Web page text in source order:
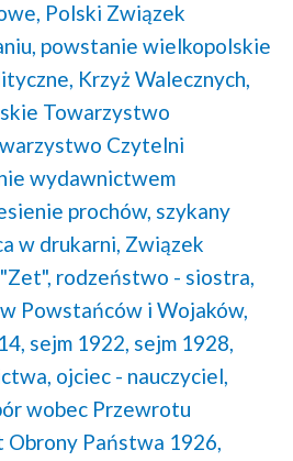
Polski Związek
powstanie wielkopolskie
Krzyż Walecznych,
Towarzystwo
Czytelni
wydawnictwem
prochów, szykany
w drukarni, Związek
rodzeństwo - siostra,
Powstańców i Wojaków,
sejm 1922, sejm 1928,
ojciec - nauczyciel,
wobec Przewrotu
Obrony Państwa 1926,